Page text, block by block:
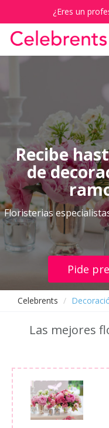
¿Eres un
Recibe
de
Floristerias
Pide
Celebrents
Las mejores